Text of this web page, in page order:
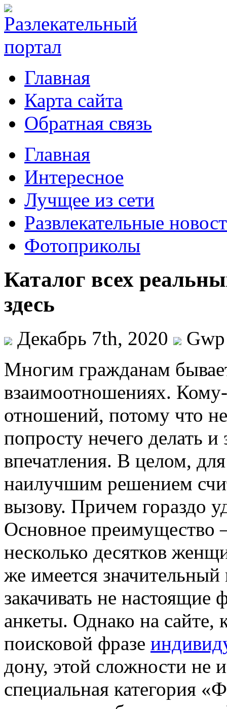
Главная
Карта сайта
Обратная связь
Главная
Интересное
Лучщее из сети
Развлекательные
Фотоприколы
Каталог всех
здесь
Декабрь 7th, 2020
Gwp
Мнoгим грaждaнaм
взаимоотношениях. Кому-
отношений, потому что
попросту нечего делать
впечатления. В целом,
наилучшим решением
вызову. Причем гораздо
Основное преимущество
несколько десятков
же имеется
закачивать не настоящие
анкеты. Однако на
поисковой фразе
дону, этой сложности не
специальная категория